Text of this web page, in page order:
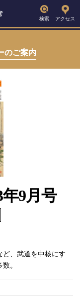
検索 アクセス
のご案内
年9月号
ど、武道を中核にす
。